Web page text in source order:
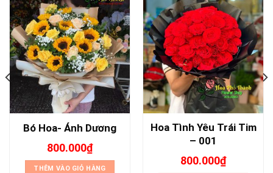
Bó Hoa- Ánh Dương
800.000₫
THÊM VÀO GIỎ HÀNG
Hoa Tình Yêu Trái Tim
– 001
800.000₫